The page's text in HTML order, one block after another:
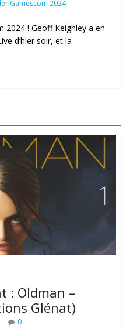
Gamescom 2024
2024 ! Geoff Keighley a en
d’hier soir, et la
: Oldman –
Glénat)
0